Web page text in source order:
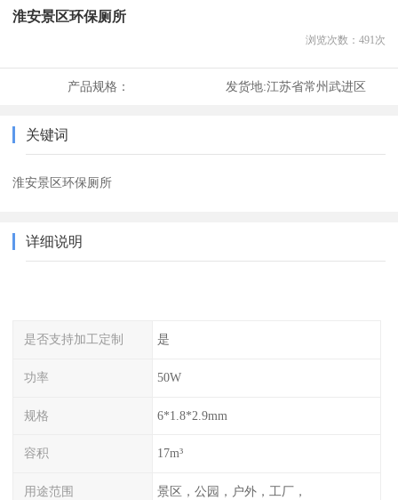
淮安景区环保厕所
浏览次数： 491次
产品规格： 发货地:江苏省常州武进区
关键词
淮安景区环保厕所
详细说明
是否支持加工定制 是
功率 50W
规格 6*1.8*2.9mm
容积 17m³
用途范围 景区，公园，户外，工厂，